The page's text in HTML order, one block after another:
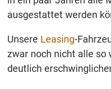
ausgestattet werden
Unsere Leasing-
zwar noch nicht alle so
deutlich